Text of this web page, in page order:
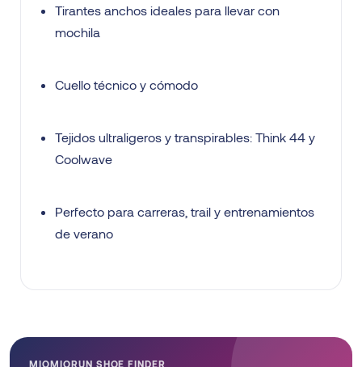
Tirantes anchos ideales para llevar con
mochila
Cuello técnico y cómodo
Tejidos ultraligeros y transpirables: Think 44 y
Coolwave
Perfecto para carreras, trail y entrenamientos
de verano
MIOMIORUN SHOE FINDER